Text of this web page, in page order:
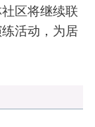
区将继续联
活动，为居